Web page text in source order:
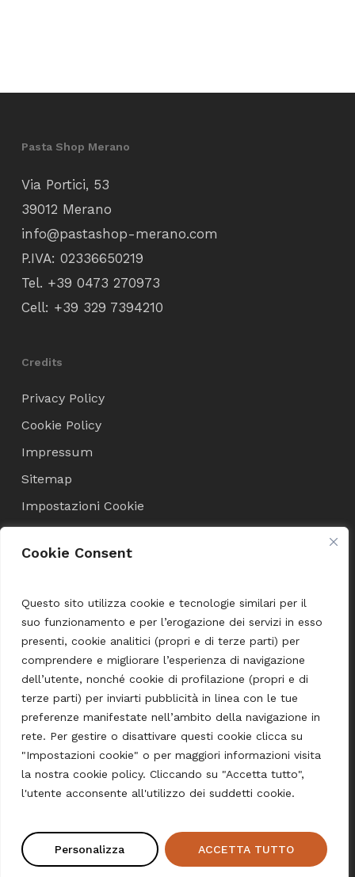
Cookie Consent
Questo sito utilizza cookie e tecnologie similari per il
suo funzionamento e per l’erogazione dei servizi in esso
presenti, cookie analitici (propri e di terze parti) per
comprendere e migliorare l’esperienza di navigazione
dell’utente, nonché cookie di profilazione (propri e di
terze parti) per inviarti pubblicità in linea con le tue
preferenze manifestate nell’ambito della navigazione in
rete. Per gestire o disattivare questi cookie clicca su
"Impostazioni cookie" o per maggiori informazioni visita
la nostra cookie policy. Cliccando su "Accetta tutto",
l'utente acconsente all'utilizzo dei suddetti cookie.
Personalizza ACCETTA TUTTO
Subtotale: 0,00
Carrello
Pasta Shop Merano
Via Portici, 53
39012 Merano
info@pastashop-merano.com
P.IVA: 02336650219
Tel. +39 0473 270973
Cell: +39 329 7394210
Credits
Privacy Policy
Cookie Policy
Impressum
Sitemap
Impostazioni Cookie
Condizioni di Vendita
Termini e Condizioni
Spedizione e pagamento
Language
English
Deutsch
© 2026 Pasta Shop Merano.